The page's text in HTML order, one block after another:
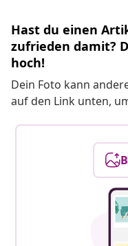
Hast du einen
zufrieden damit?
hoch!
Dein Foto kann
auf den Link unten,